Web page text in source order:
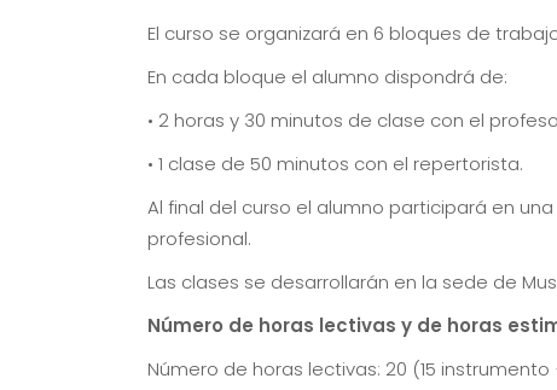
El curso se organizará en 6 bloques de
En cada bloque el alumno dispondrá de:
• 2 horas y 30 minutos de clase con el
• 1 clase de 50 minutos con el repertorista.
Al final del curso el alumno participará en
profesional.
Las clases se desarrollarán en la sede de
Número de horas lectivas y de horas
Número de horas lectivas: 20 (15